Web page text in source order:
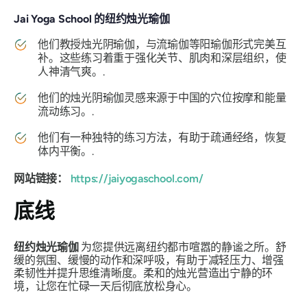
Jai Yoga School 的纽约烛光瑜伽
他们教授烛光阴瑜伽，与流瑜伽等阳瑜伽形式完美互
补。这些练习着重于强化关节、肌肉和深层组织，使
人神清气爽。.
他们的烛光阴瑜伽灵感来源于中国的穴位按摩和能量
流动练习。.
他们有一种独特的练习方法，有助于疏通经络，恢复
体内平衡。.
网站链接： https://jaiyogaschool.com/
底线
纽约烛光瑜伽为您提供远离纽约都市喧嚣的静谧之所。舒
缓的氛围、缓慢的动作和深呼吸，有助于减轻压力、增强
柔韧性并提升思维清晰度。柔和的烛光营造出宁静的环
境，让您在忙碌一天后彻底放松身心。